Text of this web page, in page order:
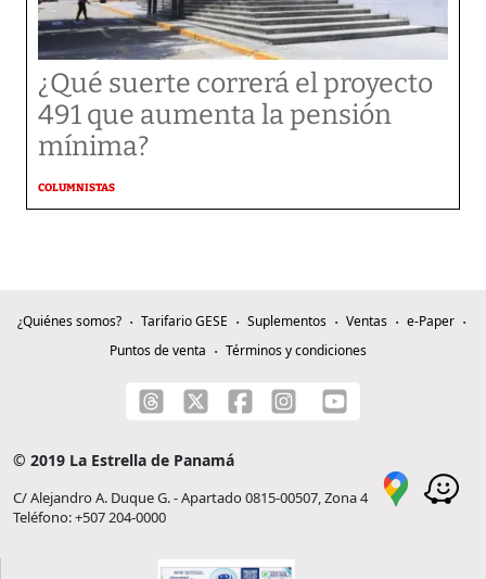
¿Qué suerte correrá el proyecto
491 que aumenta la pensión
mínima?
COLUMNISTAS
¿Quiénes somos? Tarifario GESE Suplementos Ventas
e-Paper
Puntos de venta
Términos y condiciones
© 2019 La Estrella de Panamá
C/ Alejandro A. Duque G. - Apartado 0815-00507, Zona 4
Teléfono: +507 204-0000